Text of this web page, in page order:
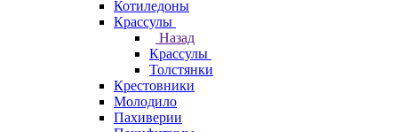
Котиледоны
Крассулы
Назад
Крассулы
Толстянки
Крестовники
Молодило
Пахиверии